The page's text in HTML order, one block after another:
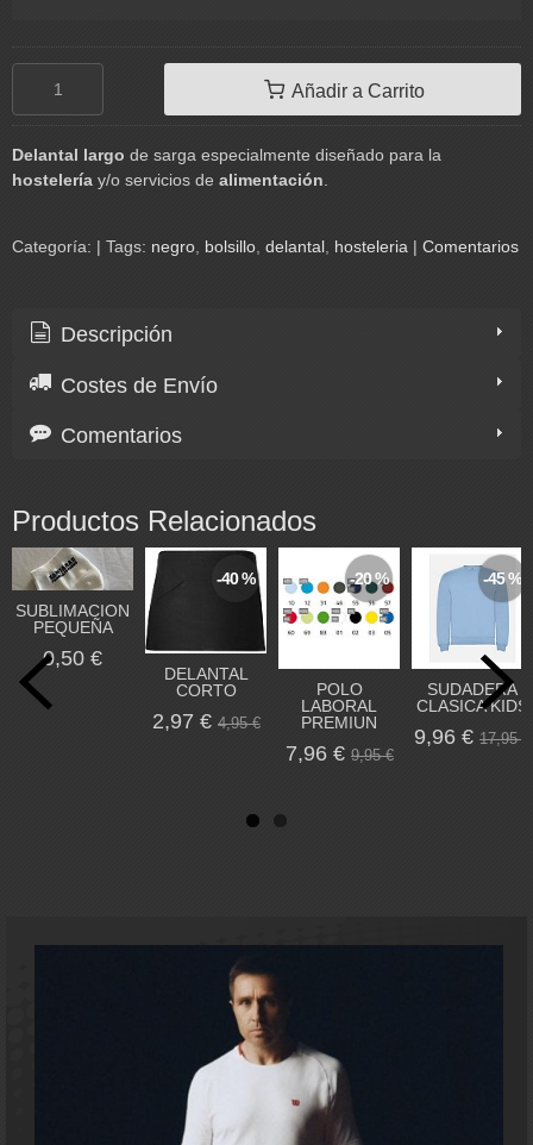
Añadir a Carrito
Delantal largo de sarga especialmente diseñado para la
hostelería y/o servicios de alimentación
Categoría: | Tags: negro bolsillo delantal hosteleria | Comentarios
Descripción
Costes de Envío
Comentarios
Productos Relacionados
SUBLIMACION
PEQUEÑA
0,50 €
-40 %
DELANTAL
CORTO
2,97 € 4,95 €
-20 %
POLO
LABORAL
PREMIUN
7,96 € 9,95 €
-45 %
SUDADERA
CLASICA KIDS
9,96 € 17,95 €